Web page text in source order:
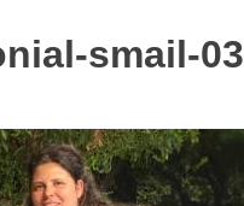
smail-03